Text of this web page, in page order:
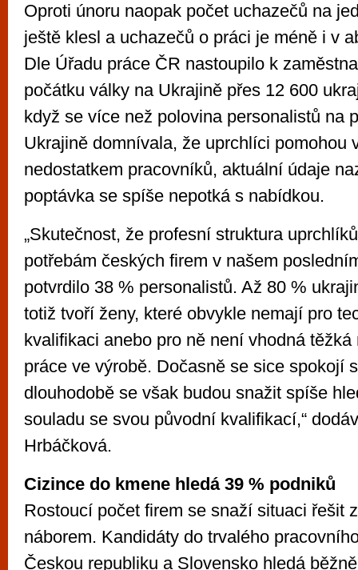
Oproti únoru naopak počet uchazečů na
ještě klesl a uchazečů o práci je méně i v
Dle Úřadu práce ČR nastoupilo k
počátku války na Ukrajině přes 12 600
když se více než polovina personalistů na
Ukrajině domnívala, že uprchlíci pomohou
nedostatkem pracovníků, aktuální údaje
poptávka se spíše nepotká s nabídkou.
„Skutečnost, že profesní struktura
potřebám českých firem v našem
potvrdilo 38 % personalistů. Až 80 %
totiž tvoří ženy, které obvykle nemají pro
kvalifikaci anebo pro ně není vhodná
práce ve výrobě. Dočasně se sice spokojí
dlouhodobě se však budou snažit spíše
souladu se svou původní kvalifikací,“
Hrbáčková.
Cizince do kmene hledá 39 % podniků
Rostoucí počet firem se snaží situaci řešit
náborem. Kandidáty do trvalého
Českou republiku a Slovensko hledá